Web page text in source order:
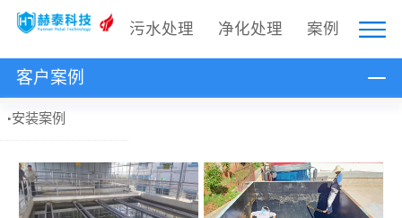
污水处理 净化处理 案例
客户案例
安装案例